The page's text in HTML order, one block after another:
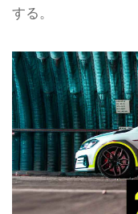
する。